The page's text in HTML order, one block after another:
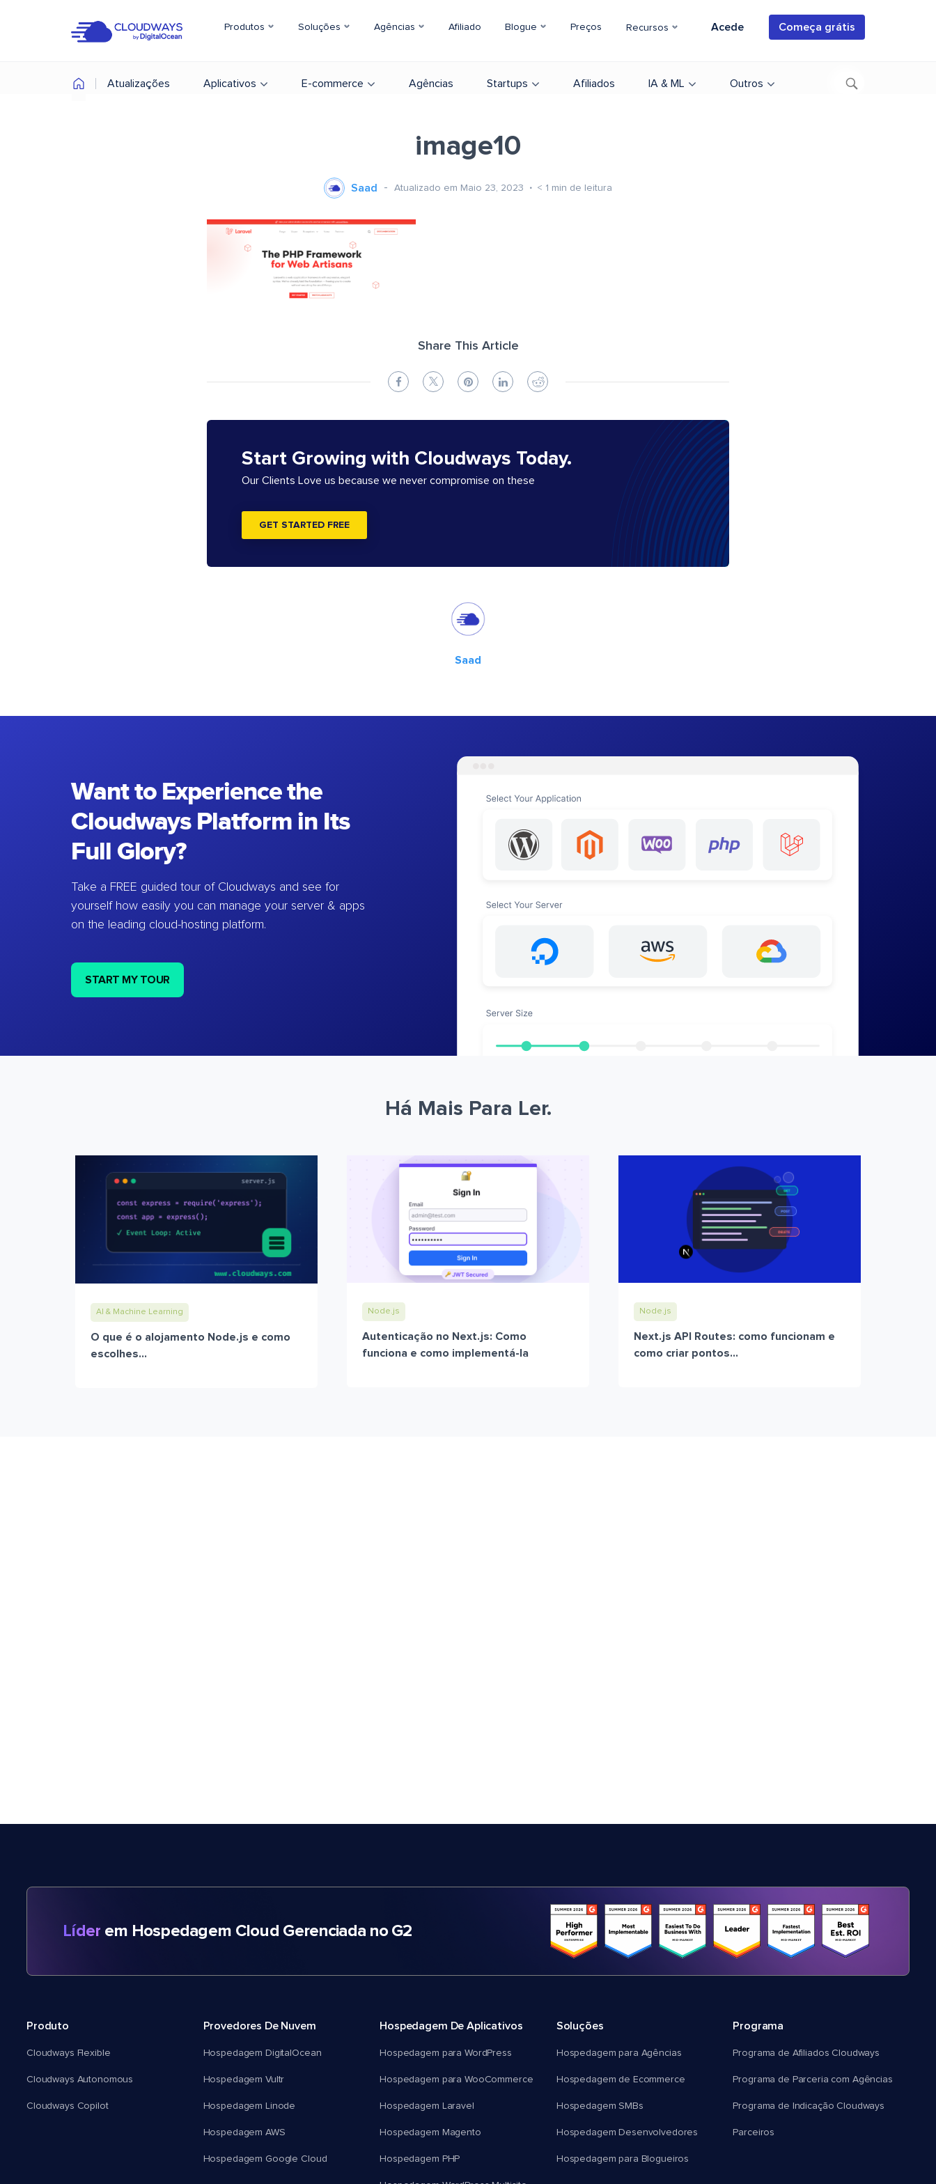
Produtos Soluções Agências Afiliado Blogue Preços Recursos Acede Começa grátis
Atualizações Aplicativos E-commerce Agências Startups Afiliados IA & ML Outros
image10
Saad Atualizado em Maio 23, 2023 < 1 min de leitura
Share This Article
Start Growing with Cloudways Today.
Our Clients Love us because we never compromise on these
GET STARTED FREE
Saad
Want to Experience the
Cloudways Platform in Its
Full Glory?
Take a FREE guided tour of Cloudways and see for
yourself how easily you can manage your server & apps
on the leading cloud-hosting platform.
START MY TOUR
Há Mais Para Ler.
AI & Machine Learning
O que é o alojamento Node.js e como
escolhes...
Node.js
Autenticação no Next.js: Como
funciona e como implementá-la
Node.js
Next.js API Routes: como funcionam e
como criar pontos...
Líder em Hospedagem Cloud Gerenciada no G2
Produto
Cloudways Flexible
Cloudways Autonomous
Cloudways Copilot
Provedores De Nuvem
Hospedagem DigitalOcean
Hospedagem Vultr
Hospedagem Linode
Hospedagem AWS
Hospedagem Google Cloud
Hospedagem De Aplicativos
Hospedagem para WordPress
Hospedagem para WooCommerce
Hospedagem Laravel
Hospedagem Magento
Hospedagem PHP
Soluções
Hospedagem para Agências
Hospedagem de Ecommerce
Hospedagem SMBs
Hospedagem Desenvolvedores
Hospedagem para Blogueiros
Programa
Programa de Afiliados Cloudways
Programa de Parceria com Agências
Programa de Indicação Cloudways
Parceiros